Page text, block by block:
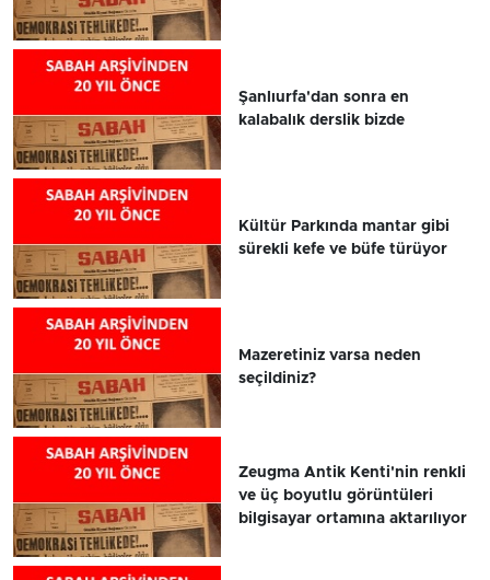
Şanlıurfa'dan sonra en
kalabalık derslik bizde
Kültür Parkında mantar gibi
sürekli kefe ve büfe türüyor
Mazeretiniz varsa neden
seçildiniz?
Zeugma Antik Kenti'nin renkli
ve üç boyutlu görüntüleri
bilgisayar ortamına aktarılıyor